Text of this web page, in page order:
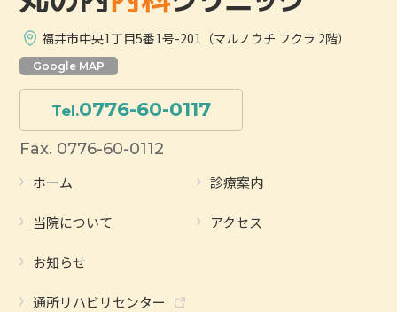
福井市中央1丁目5番1号-201（マルノウチ フクラ 2階）
Google MAP
Tel.0776-60-0117
Fax. 0776-60-0112
ホーム 診療案内
当院について アクセス
お知らせ
通所リハビリセンター